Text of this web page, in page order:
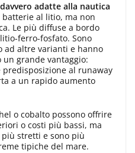
adatte alla nautica
al litio, ma non
Le più diffuse a bordo
ferro-fosfato. Sono
ad altre varianti e hanno
grande vantaggio:
al runaway
a un rapido aumento
o cobalto possono offrire
o costi più bassi, ma
stretti e sono più
tipiche del mare.